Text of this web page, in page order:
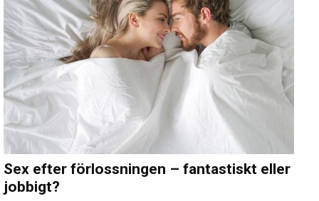
Sex efter förlossningen – fantastiskt eller
jobbigt?